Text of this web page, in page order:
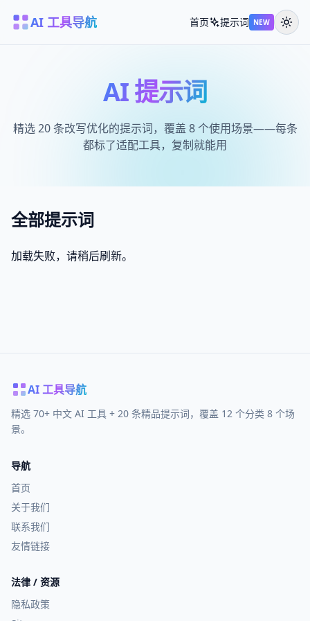
AI 工具导航 首页 提示词 NEW
AI 提示词
精选 20 条改写优化的提示词，覆盖 8 个使用场景——每条
都标了适配工具，复制就能用
全部提示词
加载失败，请稍后刷新。
AI 工具导航
精选 70+ 中文 AI 工具 + 20 条精品提示词，覆盖 12 个分类 8 个场
景。
导航
首页
关于我们
联系我们
友情链接
法律 / 资源
隐私政策